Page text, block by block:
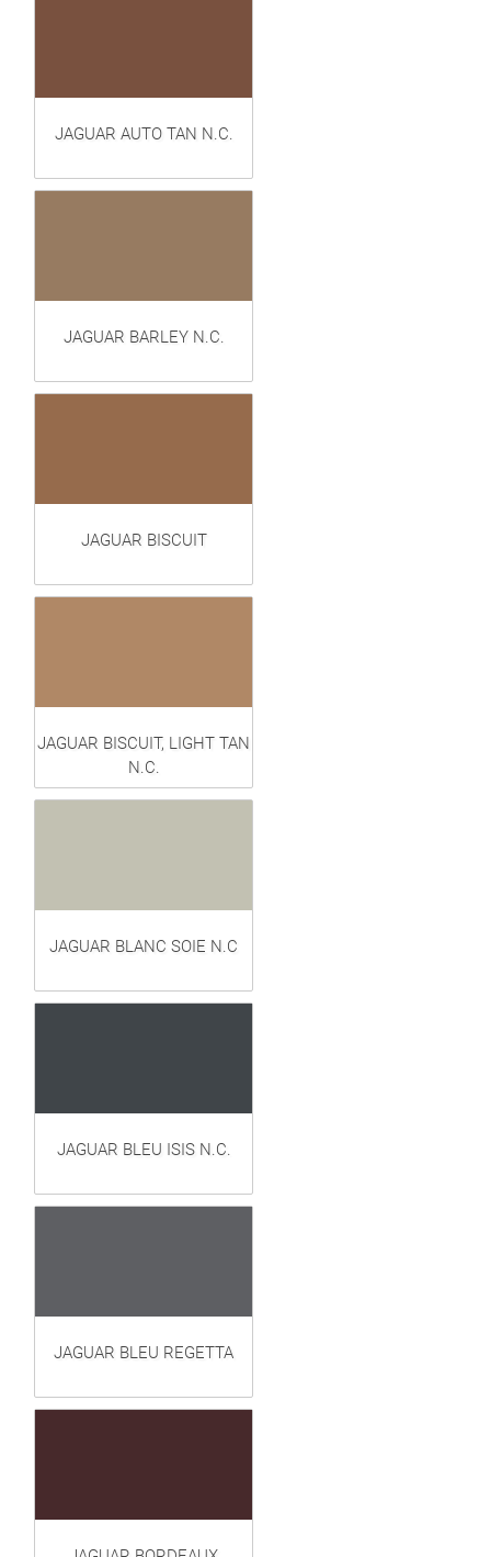
JAGUAR AUTO TAN N.C.
JAGUAR BARLEY N.C.
JAGUAR BISCUIT
JAGUAR BISCUIT, LIGHT TAN
N.C.
JAGUAR BLANC SOIE N.C
JAGUAR BLEU ISIS N.C.
JAGUAR BLEU REGETTA